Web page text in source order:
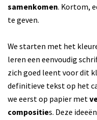
samenkomen. Kortom,
te geven.
We starten met het
leren een eenvoudig
zich goed leent voor dit
definitieve tekst op het
we eerst op papier met
composities. Deze